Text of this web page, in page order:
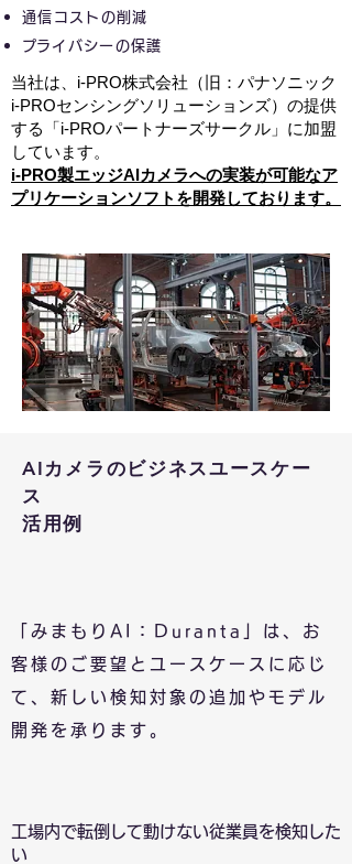
通信コストの削減
​プライバシーの保護
当社は、i-PRO株式会社（旧：パナソニック
i-PROセンシングソリューションズ）の提供
する「i-PROパートナーズサークル」に加盟
しています。
i-PRO製エッジAIカメラへの実装が可能なア
プリケーションソフトを開発しております。
AIカメラのビジネスユースケー
ス
​活用例
「みまもりAI：Duranta」は、お
客様のご要望とユースケースに応じ
て、新しい検知対象の追加やモデル
開発を承ります。
工場内で転倒して動けない従業員を検知した
い